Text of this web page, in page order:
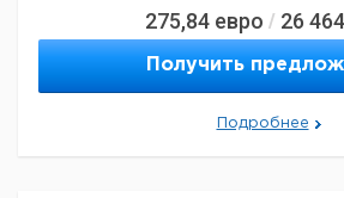
275,84 евро / 26 464
Получить
Подробнее